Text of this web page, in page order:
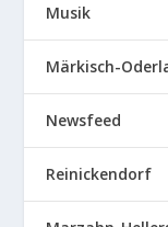
Musik
Märkisch-
Newsfeed
Reinickendorf